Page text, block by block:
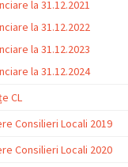
la 31.12.2021
la 31.12.2022
la 31.12.2023
la 31.12.2024
CL
Consilieri Locali 2019
Consilieri Locali 2020